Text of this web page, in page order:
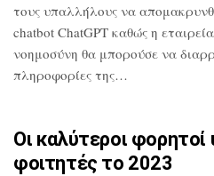
τους υπαλλήλους να
chatbot ChatGPT καθώς η εταιρεία
νοημοσύνη θα μπορούσε να
πληροφορίες της…
Οι καλύτεροι φορητοί
φοιτητές το 2023